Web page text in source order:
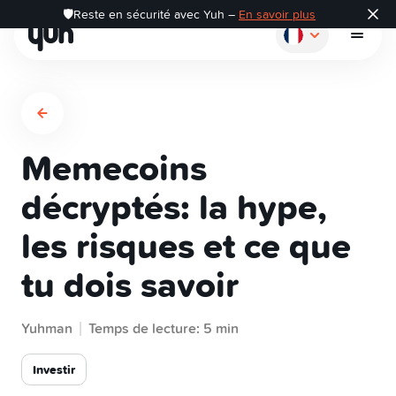
🛡️Reste en sécurité avec Yuh – En savoir plus
Comment ça marche?
Payer
Épargner
Memecoins
décryptés: la hype,
les risques et ce que
tu dois savoir
Yuhman Temps de lecture: 5 min
Investir